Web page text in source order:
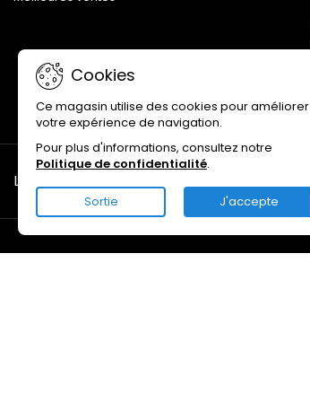
Cookies
Ce magasin utilise des cookies pour améliorer
votre expérience de navigation.
Pour plus d'informations, consultez notre
Politique de confidentialité.
Sortie J'accepte
LETTRE D'INFORMATIONS